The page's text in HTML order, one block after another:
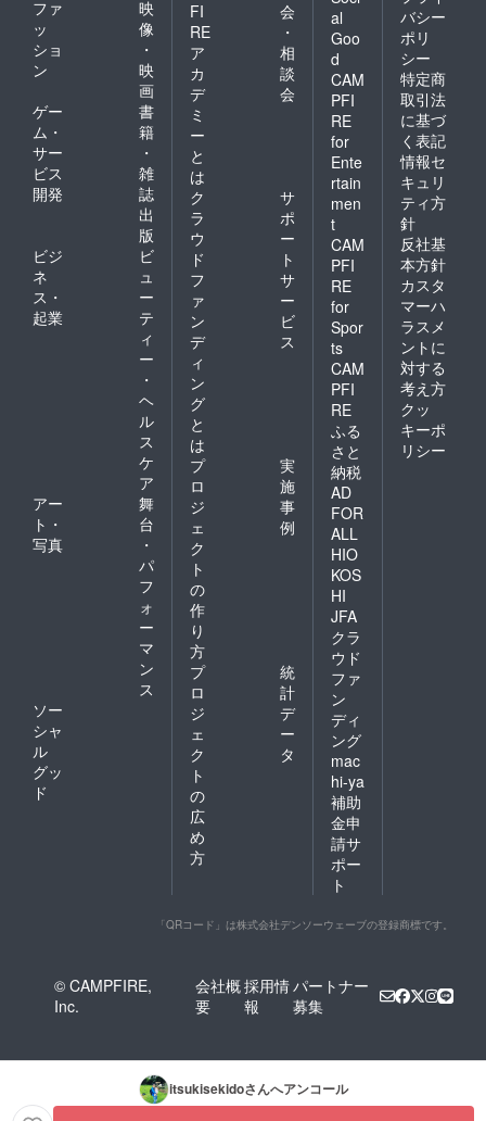
ファ
ッ
ショ
ン
映
像
・
映
画
ゲー
ム・
サー
ビス
開発
書
籍
・
雑
誌
出
版
ビジ
ネ
ス・
起業
ビ
ュ
ー
テ
ィ
ー
・
ヘ
ル
ス
ケ
ア
アー
ト・
写真
舞
台
・
パ
フ
ォ
ー
マ
ン
ス
ソー
シャ
ル
グッ
ド
FI
RE
ア
カ
デ
ミ
ー
と
は
会
・
相
談
会
ク
ラ
ウ
ド
フ
ァ
ン
デ
ィ
ン
グ
と
は
サ
ポ
ー
ト
サ
ー
ビ
ス
プ
ロ
ジ
ェ
ク
ト
の
作
り
方
実
施
事
例
プ
ロ
ジ
ェ
ク
ト
の
広
め
方
統
計
デ
ー
タ
al
Goo
d
CAM
PFI
RE
for
Ente
rtain
men
t
CAM
PFI
RE
for
Spor
ts
CAM
PFI
RE
ふる
さと
納税
AD
FOR
ALL
HIO
KOS
HI
JFA
クラ
ウド
ファ
ン
ディ
ング
mac
hi-ya
補助
金申
請サ
ポー
ト
バシー
ポリ
シー
特定商
取引法
に基づ
く表記
情報セ
キュリ
ティ方
針
反社基
本方針
カスタ
マーハ
ラスメ
ントに
対する
考え方
クッ
キーポ
リシー
「QRコード」は株式会社デンソーウェーブの登録商標です。
© CAMPFIRE,
Inc.
会社概
要
採用情
報
パートナー
募集
itsukisekidoさんへアンコール